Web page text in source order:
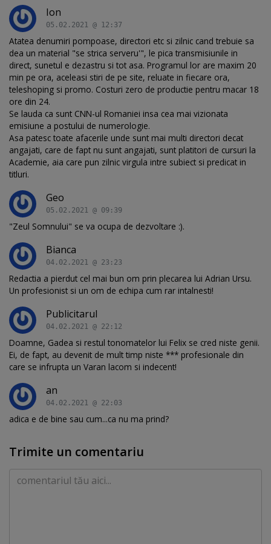
Ion
05.02.2021 @ 12:37
Atatea denumiri pompoase, directori etc si zilnic cand trebuie sa
dea un material "se strica serveru'", le pica transmisiunile in
direct, sunetul e dezastru si tot asa. Programul lor are maxim 20
min pe ora, aceleasi stiri de pe site, reluate in fiecare ora,
teleshoping si promo. Costuri zero de productie pentru macar 18
ore din 24.
Se lauda ca sunt CNN-ul Romaniei insa cea mai vizionata
emisiune a postului de numerologie.
Asa patesc toate afacerile unde sunt mai multi directori decat
angajati, care de fapt nu sunt angajati, sunt platitori de cursuri la
Academie, aia care pun zilnic virgula intre subiect si predicat in
titluri.
Geo
05.02.2021 @ 09:39
"Zeul Somnului" se va ocupa de dezvoltare :).
Bianca
04.02.2021 @ 23:23
Redactia a pierdut cel mai bun om prin plecarea lui Adrian Ursu.
Un profesionist si un om de echipa cum rar intalnesti!
Publicitarul
04.02.2021 @ 22:12
Doamne, Gadea si restul tonomatelor lui Felix se cred niste genii.
Ei, de fapt, au devenit de mult timp niste *** profesionale din
care se infrupta un Varan lacom si indecent!
an
04.02.2021 @ 22:03
adica e de bine sau cum...ca nu ma prind?
Trimite un comentariu
Comentariu